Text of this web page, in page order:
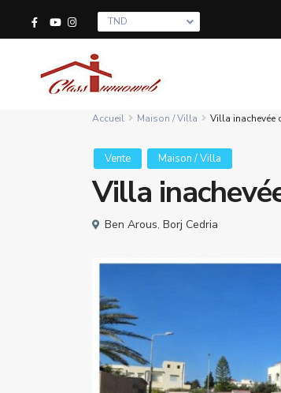
TND
Accueil Maison / Villa Villa inachevée
Vente Maison / Villa
Villa
Ben Arous, Borj Cedria